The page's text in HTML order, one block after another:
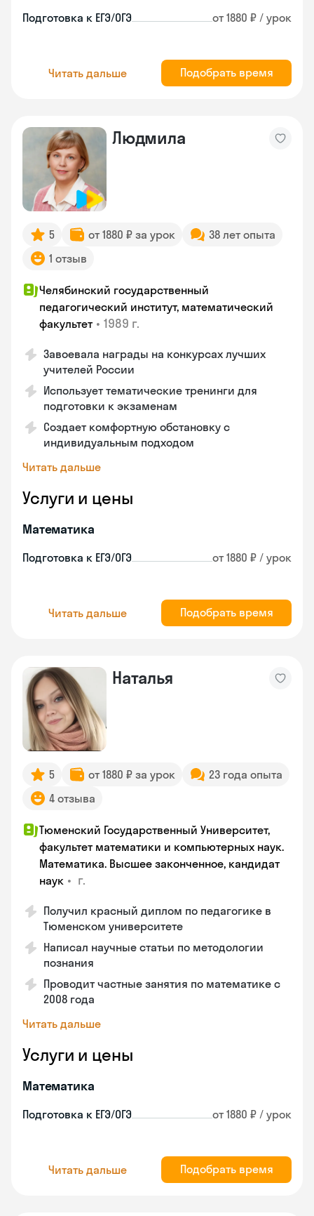
Подготовка к ЕГЭ/ОГЭ от 1880 ₽ / урок
Читать дальше Подобрать время
Людмила
5 от 1880 ₽ за урок
38 лет опыта
1 отзыв
Челябинский государственный
педагогический институт, математический
факультет • 1989 г.
Завоевала награды на конкурсах лучших
учителей России
Использует тематические тренинги для
подготовки к экзаменам
Создает комфортную обстановку с
индивидуальным подходом
Читать дальше
Услуги и цены
Математика
Подготовка к ЕГЭ/ОГЭ от 1880 ₽ / урок
Читать дальше Подобрать время
Наталья
5 от 1880 ₽ за урок
23 года опыта
4 отзыва
Тюменский Государственный Университет,
факультет математики и компьютерных наук.
Математика. Высшее законченное, кандидат
наук • г.
Получил красный диплом по педагогике в
Тюменском университете
Написал научные статьи по методологии
познания
Проводит частные занятия по математике с
2008 года
Читать дальше
Услуги и цены
Математика
Подготовка к ЕГЭ/ОГЭ от 1880 ₽ / урок
Читать дальше Подобрать время